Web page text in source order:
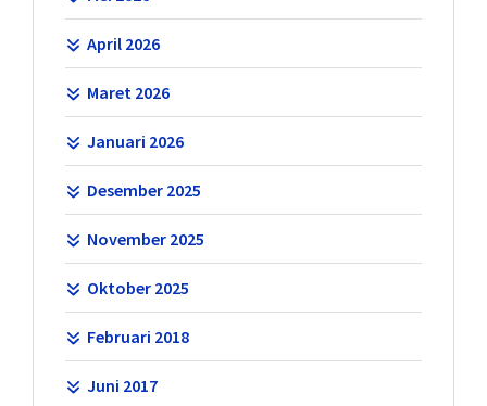
April 2026
Maret 2026
Januari 2026
Desember 2025
November 2025
Oktober 2025
Februari 2018
Juni 2017